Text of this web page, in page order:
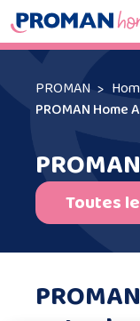
PROMAN
PROMAN Home
Toutes